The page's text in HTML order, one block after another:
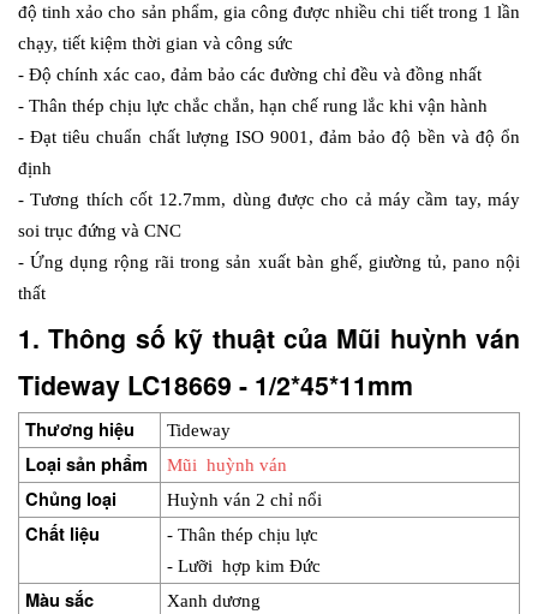
độ tinh xảo cho sản phẩm, gia công được nhiều chi tiết trong 1 lần
chạy, tiết kiệm thời gian và công sức
- Độ chính xác cao, đảm bảo các đường chỉ đều và đồng nhất
- Thân thép chịu lực chắc chắn, hạn chế rung lắc khi vận hành
- Đạt tiêu chuẩn chất lượng ISO 9001, đảm bảo độ bền và độ ổn
định
- Tương thích cốt 12.7mm, dùng được cho cả máy cầm tay, máy
soi trục đứng và CNC
- Ứng dụng rộng rãi trong sản xuất bàn ghế, giường tủ, pano nội
thất
1. Thông số kỹ thuật của Mũi huỳnh ván
Tideway LC18669 - 1/2*45*11mm
Thương hiệu Tideway
Loại sản phẩm Mũi  huỳnh ván
Chủng loại Huỳnh ván 2 chỉ nổi
Chất liệu
- Thân thép chịu lực
- Lưỡi  hợp kim Đức
Màu sắc Xanh dương